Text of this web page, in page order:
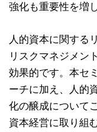
強化も重要性を増
人的資本に関する
リスクマネジメン
効果的です。本セ
ーチに加え、人的
化の醸成について
資本経営に取り組